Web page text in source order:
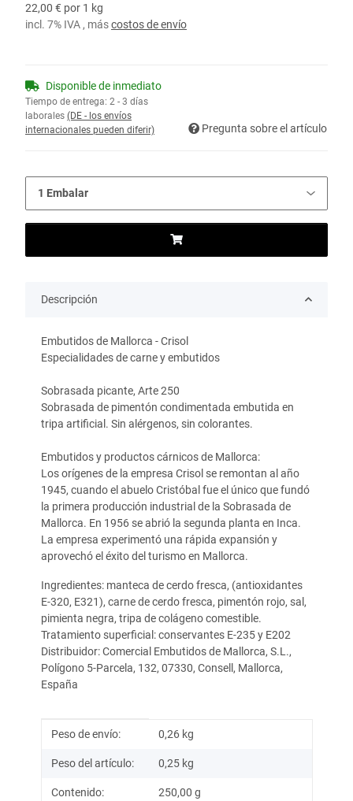
22,00 € por 1 kg
incl. 7% IVA , máscostos de envío
Disponible de inmediato
Tiempo de entrega: 2 - 3 días
laborales (DE - los envíos
internacionales pueden diferir)
Pregunta sobre el artículo
Descripción
Embutidos de Mallorca - Crisol
Especialidades de carne y embutidos
Sobrasada picante, Arte 250
Sobrasada de pimentón condimentada embutida en
tripa artificial. Sin alérgenos, sin colorantes.
Embutidos y productos cárnicos de Mallorca:
Los orígenes de la empresa Crisol se remontan al año
1945, cuando el abuelo Cristóbal fue el único que fundó
la primera producción industrial de la Sobrasada de
Mallorca. En 1956 se abrió la segunda planta en Inca.
La empresa experimentó una rápida expansión y
aprovechó el éxito del turismo en Mallorca.
Ingredientes: manteca de cerdo fresca, (antioxidantes
E-320, E321), carne de cerdo fresca, pimentón rojo, sal,
pimienta negra, tripa de colágeno comestible.
Tratamiento superficial: conservantes E-235 y E202
Distribuidor: Comercial Embutidos de Mallorca, S.L.,
Polígono 5-Parcela, 132, 07330, Consell, Mallorca,
España
Información del artículo
Valor
Peso de envío: 0,26 kg
Peso del artículo: 0,25 kg
Contenido: 250,00 g